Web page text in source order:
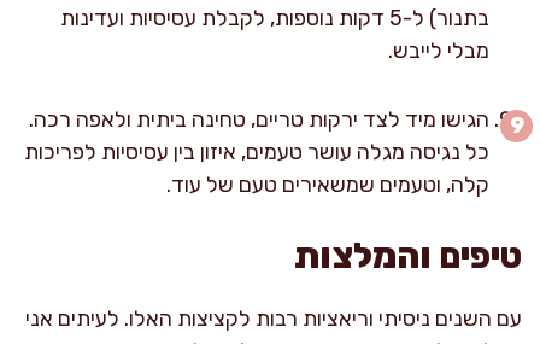
בתנור) ל-5 דקות נוספות, לקבלת עסיסיות ועדינות
מבלי לייבש.
הגישו מיד לצד ירקות טריים, טחינה ביתית ולאפה רכה.
כל נגיסה מגלה עושר טעמים, איזון בין עסיסיות לפריכות
קלה, וטעמים שמשאירים טעם של עוד.
טיפים והמלצות
עם השנים ניסיתי וריאציות רבות לקציצות האלו. לעיתים אני